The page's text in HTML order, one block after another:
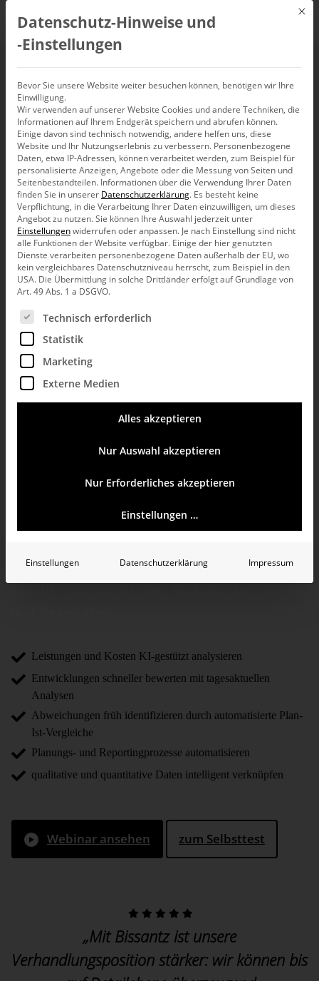
BI und Controlling
im öffentlichen
Dienst
gemein­nützige
Organi­sa­tionen
: Bissantz
schafft Trans­pa­renz über Budgets, Leistungen
Leistungen und Kosten KI-gestützt analysieren
Entwicklungen schneller bewerten mit tagesaktuellen
Analysen
Abweichungen früh identifizieren durch automatisierte Plan-
Ist-Vergleiche
Planungs- und Reportingprozesse automatisieren
qualitative und quantitative Daten intelligent verknüpfen
Webinar ansehen zum Selbsttest
„Mit Bissantz ist unsere
Verhandlungsposition stärker: wir können bis
Mit
Datenschutz-Hinweise und
‑Einstellungen
Bevor Sie unsere Website weiter besuchen können, benötigen wir Ihre
Einwilligung.
Wir verwenden auf unserer Website Cookies und andere Techniken, die
Informationen auf Ihrem Endgerät speichern und abrufen können.
Einige davon sind technisch notwendig, andere helfen uns, diese
Website und Ihr Nutzungserlebnis zu verbessern. Personenbezogene
Daten, etwa IP-Adressen, können verarbeitet werden, zum Beispiel für
personalisierte Anzeigen, Angebote oder die Messung von Seiten und
Seitenbestandteilen. Informationen über die Verwendung Ihrer Daten
finden Sie in unserer Datenschutzerklärung. Es besteht keine
Verpflichtung, in die Verarbeitung Ihrer Daten einzuwilligen, um dieses
Angebot zu nutzen.Sie können Ihre Auswahl jederzeit unter
Einstellungenwiderrufen oder anpassen. Je nach Einstellung sind nicht
alle Funktionen der Website verfügbar. Einige der hier genutzten
Dienste verarbeiten personenbezogene Daten außerhalb der EU, wo
kein vergleichbares Datenschutzniveau herrscht, zum Beispiel in den
USA. Die Übermittlung in solche Drittländer erfolgt auf Grundlage von
Art. 49 Abs. 1 a DSGVO.
Es folgt eine Liste der Service-Gruppen, für die eine
Technisch erforderlich
Statistik
Marketing
Externe Medien
Alles akzeptieren
Nur Auswahl akzeptieren
Nur Erforderliches akzeptieren
Einstellungen …
Einstellungen Datenschutzerklärung Impressum